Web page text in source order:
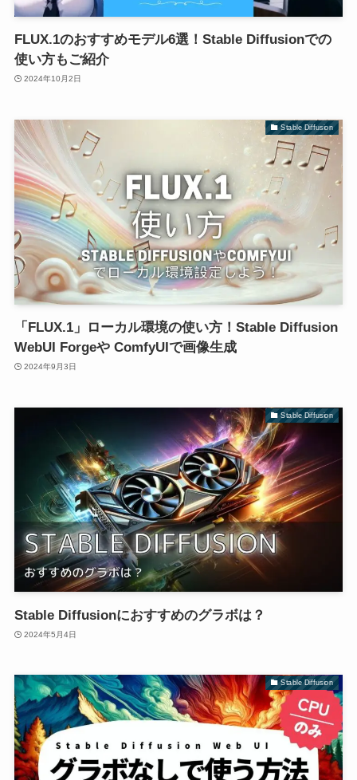
FLUX.1のおすすめモデル6選！Stable Diffusionでの
使い方もご紹介
2024年10月2日
Stable Diffusion
「FLUX.1」ローカル環境の使い方！Stable Diffusion
WebUI Forgeや ComfyUIで画像生成
2024年9月3日
Stable Diffusion
Stable Diffusionにおすすめのグラボは？
2024年5月4日
Stable Diffusion